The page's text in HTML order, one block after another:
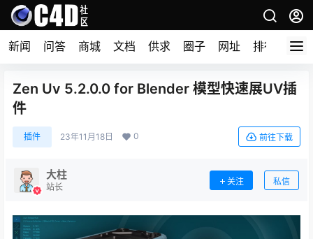
新闻 问答 商城 文档 供求 圈子 网址 排行榜
Zen Uv 5.2.0.0 for Blender 模型快速展UV插
件
插件 23年11月18日 0 前往下载
大柱
站长
关注 私信